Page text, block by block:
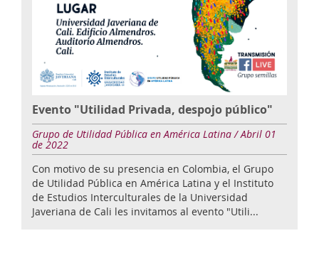
Evento "Utilidad Privada, despojo público"
Grupo de Utilidad Pública en América Latina / Abril 01
de 2022
Con motivo de su presencia en Colombia, el Grupo
de Utilidad Pública en América Latina y el Instituto
de Estudios Interculturales de la Universidad
Javeriana de Cali les invitamos al evento "Utili...